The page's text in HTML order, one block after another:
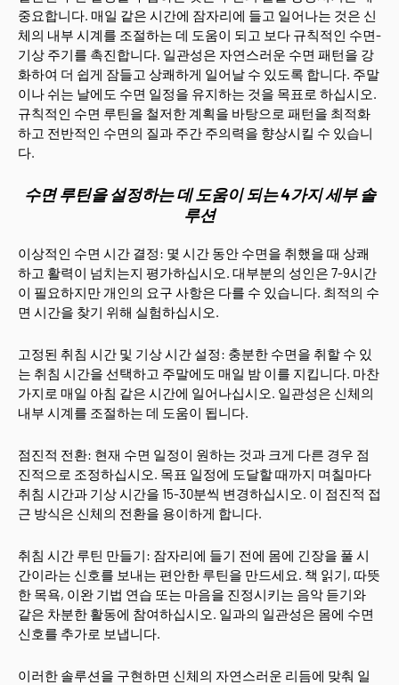
중요합니다. 매일 같은 시간에 잠자리에 들고 일어나는 것은 신
체의 내부 시계를 조절하는 데 도움이 되고 보다 규칙적인 수면-
기상 주기를 촉진합니다. 일관성은 자연스러운 수면 패턴을 강
화하여 더 쉽게 잠들고 상쾌하게 일어날 수 있도록 합니다. 주말
이나 쉬는 날에도 수면 일정을 유지하는 것을 목표로 하십시오.
규칙적인 수면 루틴을 철저한 계획을 바탕으로 패턴을 최적화
하고 전반적인 수면의 질과 주간 주의력을 향상시킬 수 있습니
다.
수면 루틴을 설정하는 데 도움이 되는 4가지 세부 솔
루션
이상적인 수면 시간 결정: 몇 시간 동안 수면을 취했을 때 상쾌
하고 활력이 넘치는지 평가하십시오. 대부분의 성인은 7-9시간
이 필요하지만 개인의 요구 사항은 다를 수 있습니다. 최적의 수
면 시간을 찾기 위해 실험하십시오.
고정된 취침 시간 및 기상 시간 설정: 충분한 수면을 취할 수 있
는 취침 시간을 선택하고 주말에도 매일 밤 이를 지킵니다. 마찬
가지로 매일 아침 같은 시간에 일어나십시오. 일관성은 신체의
내부 시계를 조절하는 데 도움이 됩니다.
점진적 전환: 현재 수면 일정이 원하는 것과 크게 다른 경우 점
진적으로 조정하십시오. 목표 일정에 도달할 때까지 며칠마다
취침 시간과 기상 시간을 15-30분씩 변경하십시오. 이 점진적 접
근 방식은 신체의 전환을 용이하게 합니다.
취침 시간 루틴 만들기: 잠자리에 들기 전에 몸에 긴장을 풀 시
간이라는 신호를 보내는 편안한 루틴을 만드세요. 책 읽기, 따뜻
한 목욕, 이완 기법 연습 또는 마음을 진정시키는 음악 듣기와
같은 차분한 활동에 참여하십시오. 일과의 일관성은 몸에 수면
신호를 추가로 보냅니다.
이러한 솔루션을 구현하면 신체의 자연스러운 리듬에 맞춰 일